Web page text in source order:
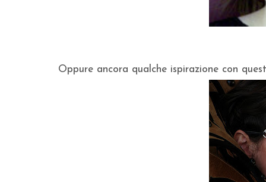
Oppure ancora qualche ispirazione con